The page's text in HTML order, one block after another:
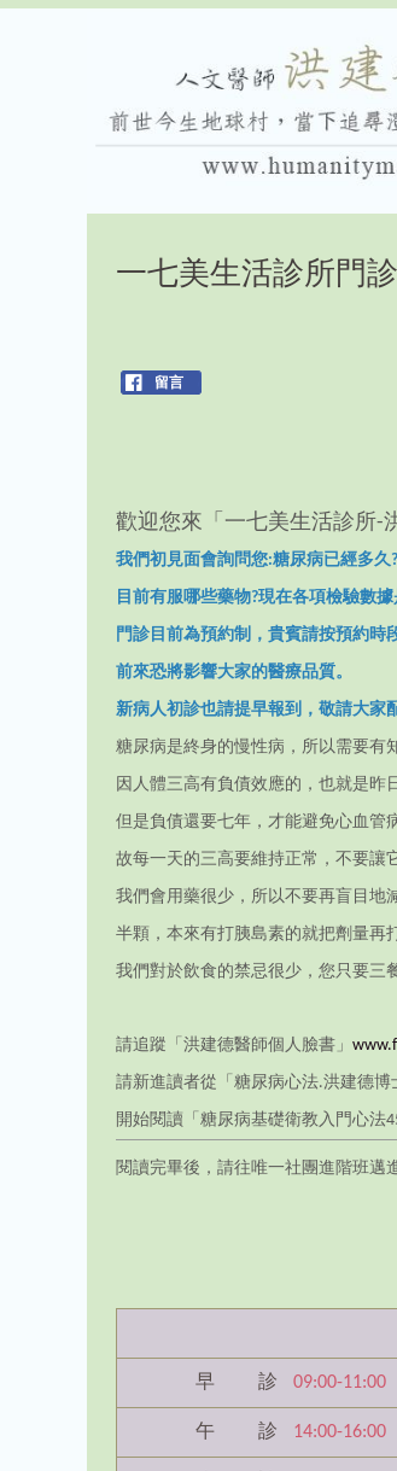
一七美生活診所門
留言
歡迎您來「一七美生活診所-
我們初見面會詢問您:糖尿病已經多久
目前有服哪些藥物?現在各項檢驗數
門診目前為預約制，貴賓請按預約時
前來恐將影響大家的醫療品質。
新病人初診也請提早報到，敬請大家
糖尿病是終身的慢性病，所以需要有
因人體三高有負債效應的，也就是昨
但是負債還要七年，才能避免心血管
故每一天的三高要維持正常，不要讓
我們會用藥很少，所以不要再盲目地
半顆，本來有打胰島素的就把劑量再
我們對於飲食的禁忌很少，您只要三
請追蹤「洪建德醫師個人臉書」
請新進讀者從「糖尿病心法.洪建德
開始閱讀「糖尿病基礎衛教入門心法
閱讀完畢後，請往唯一社團進階班邁
早 診 09:00-11:00
午 診 14:00-16:00